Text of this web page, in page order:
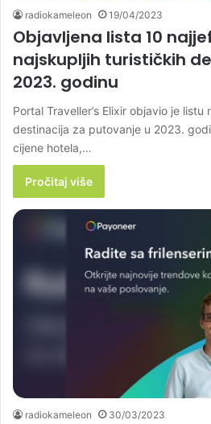
radiokameleon 19/04/2023
Objavljena lista 10
najskupljih turističkih
2023. godinu
Portal Traveller’s Elixir objavio je
destinacija za putovanje u 2023.
cijene hotela,…
Pročitaj više
radiokameleon 30/03/2023